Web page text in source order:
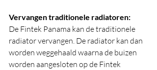
Vervangen traditionele radiatoren:
De Fintek Panama kan de traditionele
radiator vervangen. De radiator kan dan
worden weggehaald waarna de buizen
worden aangesloten op de Fintek